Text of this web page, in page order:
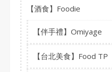
【酒食】Foodie
【伴手禮】Omiyage
【台北美食】Food TP